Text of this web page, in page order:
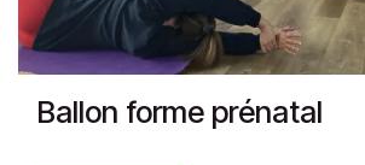
Ballon forme prénatal